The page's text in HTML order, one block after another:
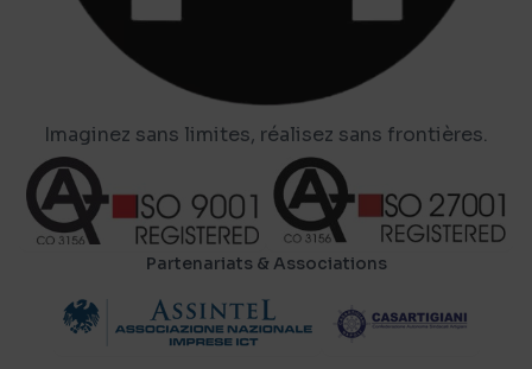
Imaginez sans limites, réalisez sans frontières.
Partenariats & Associations